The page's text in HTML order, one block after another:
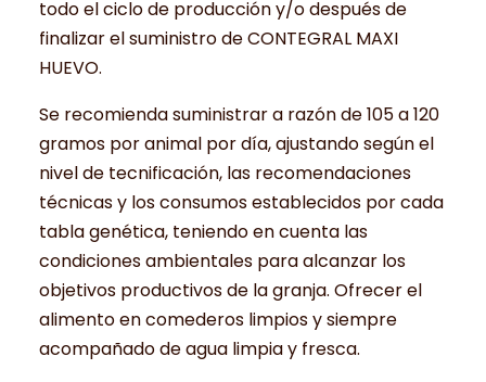
todo el ciclo de producción y/o después de
finalizar el suministro de CONTEGRAL MAXI
HUEVO.
Se recomienda suministrar a razón de 105 a 120
gramos por animal por día, ajustando según el
nivel de tecnificación, las recomendaciones
técnicas y los consumos establecidos por cada
tabla genética, teniendo en cuenta las
condiciones ambientales para alcanzar los
objetivos productivos de la granja. Ofrecer el
alimento en comederos limpios y siempre
acompañado de agua limpia y fresca.